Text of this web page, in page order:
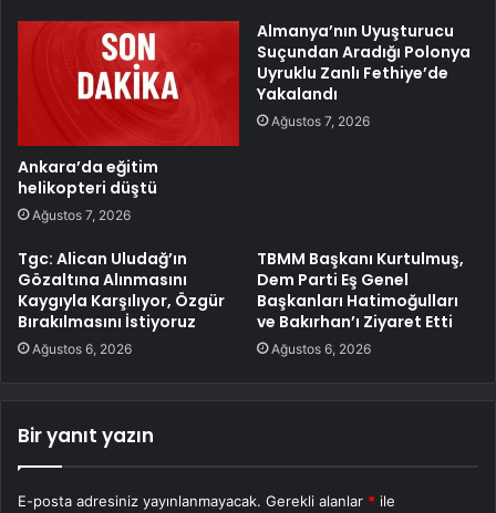
Ankara’da eğitim
helikopteri düştü
Ağustos 7, 2026
Almanya’nın Uyuşturucu
Suçundan Aradığı Polonya
Uyruklu Zanlı Fethiye’de
Yakalandı
Ağustos 7, 2026
Tgc: Alican Uludağ’ın
Gözaltına Alınmasını
Kaygıyla Karşılıyor, Özgür
Bırakılmasını İstiyoruz
Ağustos 6, 2026
TBMM Başkanı Kurtulmuş,
Dem Parti Eş Genel
Başkanları Hatimoğulları
ve Bakırhan’ı Ziyaret Etti
Ağustos 6, 2026
Bir yanıt yazın
E-posta adresiniz yayınlanmayacak. Gerekli alanlar * ile